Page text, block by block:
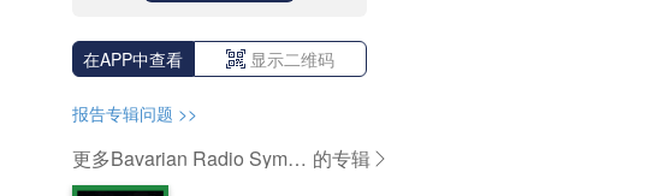
在APP中查看 显示二维码
报告专辑问题 >>
更多Bavarian Radio Symph
ony Orchestra,Mariss Janso
的专辑